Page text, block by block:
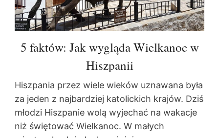
5 faktów: Jak wygląda Wielkanoc w
Hiszpanii
Hiszpania przez wiele wieków uznawana była
za jeden z najbardziej katolickich krajów. Dziś
młodzi Hiszpanie wolą wyjechać na wakacje
niż świętować Wielkanoc. W małych